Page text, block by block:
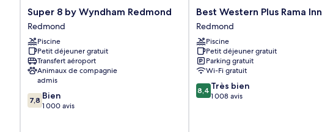
Super
8
by
Wyndham
Redmond
Redmond
Super 8 by Wyndham Redmond
Redmond
Piscine
Petit déjeuner gratuit
Transfert aéroport
Animaux de compagnie
admis
7.8
sur
7,8 Bien
1 000 avis
Best
Western
Plus
Rama
Inn
Redmond
Best Western Plus Rama Inn
Redmond
Piscine
Petit déjeuner gratuit
Parking gratuit
Wi-Fi gratuit
8.4
sur
8,4 Très bien
1 008 avis